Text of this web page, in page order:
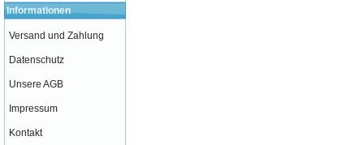
Informationen
Versand und Zahlung
Datenschutz
Unsere AGB
Impressum
Kontakt